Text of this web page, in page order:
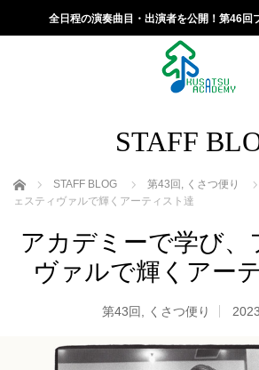
全日程の演奏曲目・出演者を公開！第46回
STAFF
ホーム STAFF BLOG 第43回 , くさつ便り
ェスティヴァルで輝くアーティスト達
アカデミーで学び、
ヴァルで輝くアー
第43回 くさつ便り